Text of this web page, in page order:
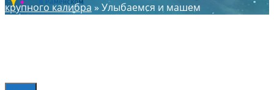
крупного калибра » Улыбаемся и машем